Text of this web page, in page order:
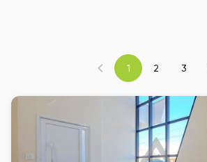
1 2 3